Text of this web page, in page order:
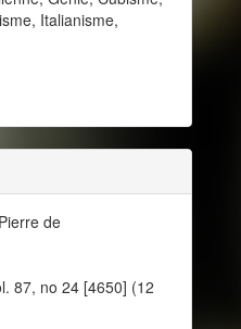
Italianisme,
de
87, no 24 [4650] (12